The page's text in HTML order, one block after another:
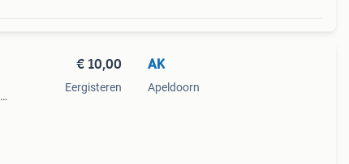
€ 10,00
Eergisteren
AK
Apeldoorn